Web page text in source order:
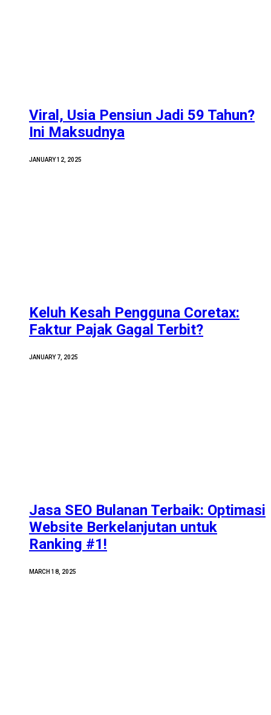
Viral, Usia Pensiun Jadi 59 Tahun?
Ini Maksudnya
JANUARY 12, 2025
Keluh Kesah Pengguna Coretax:
Faktur Pajak Gagal Terbit?
JANUARY 7, 2025
Jasa SEO Bulanan Terbaik: Optimasi
Website Berkelanjutan untuk
Ranking #1!
MARCH 18, 2025